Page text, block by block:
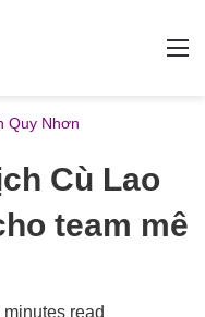
Quy Nhơn
Cù Lao
team mê
minutes read